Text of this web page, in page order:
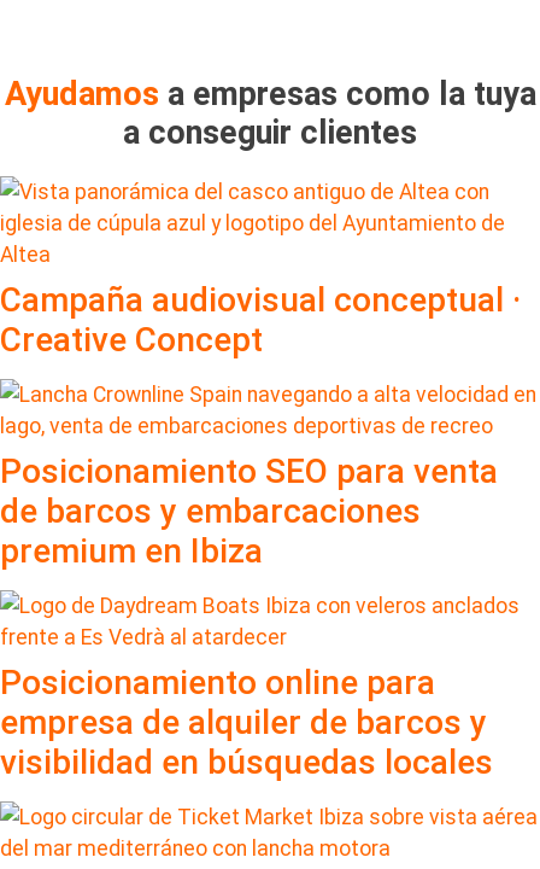
Ayudamos a empresas como la tuya
a conseguir clientes
Campaña audiovisual conceptual ·
Creative Concept
Posicionamiento SEO para venta
de barcos y embarcaciones
premium en Ibiza
Posicionamiento online para
empresa de alquiler de barcos y
visibilidad en búsquedas locales